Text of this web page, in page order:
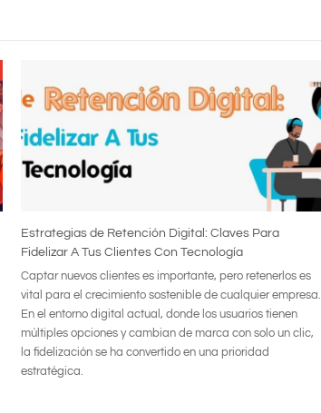
Estrategias de Retención Digital: Claves Para
Fidelizar A Tus Clientes Con Tecnología
Captar nuevos clientes es importante, pero retenerlos es
vital para el crecimiento sostenible de cualquier empresa.
En el entorno digital actual, donde los usuarios tienen
múltiples opciones y cambian de marca con solo un clic,
la fidelización se ha convertido en una prioridad
estratégica.